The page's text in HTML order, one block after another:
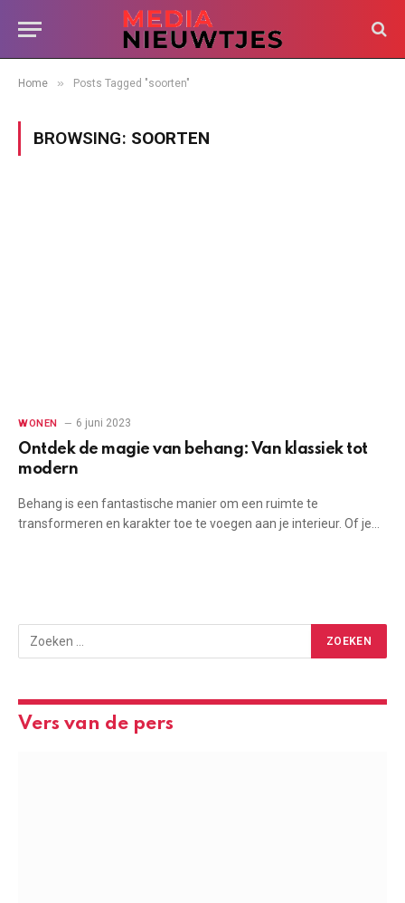
Home » Posts Tagged "soorten"
BROWSING: SOORTEN
WONEN 6 juni 2023
Ontdek de magie van behang: Van klassiek tot
modern
Behang is een fantastische manier om een ruimte te
transformeren en karakter toe te voegen aan je interieur. Of je…
Vers van de pers